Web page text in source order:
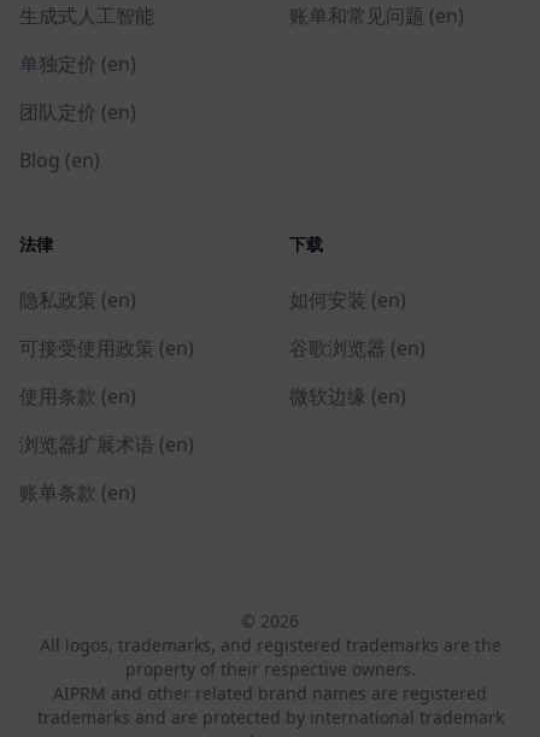
生成式人工智能
单独定价 (en)
团队定价 (en)
Blog (en)
账单和常见问题 (en)
法律
隐私政策 (en)
可接受使用政策 (en)
使用条款 (en)
浏览器扩展术语 (en)
账单条款 (en)
下载
如何安装 (en)
谷歌浏览器 (en)
微软边缘 (en)
© 2026
All logos, trademarks, and registered trademarks are the
property of their respective owners.
AIPRM and other related brand names are registered
trademarks and are protected by international trademark